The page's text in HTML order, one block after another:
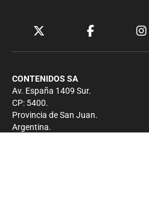
CONTENIDOS SA
Av. España 1409 Sur.
CP: 5400.
Provincia de San Juan.
Argentina.